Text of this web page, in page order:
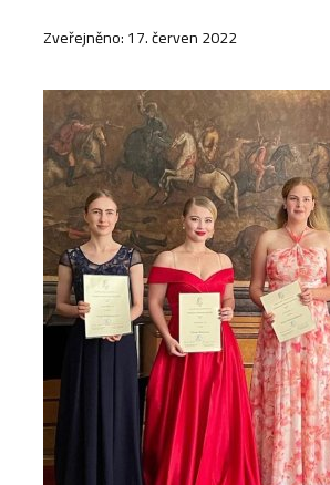
Zveřejněno: 17. červen 2022